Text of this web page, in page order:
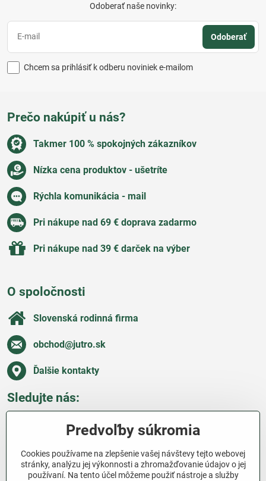
Odoberať naše novinky:
Odoberať
Chcem sa prihlásiť k odberu noviniek e-mailom
Prečo nakúpiť u nás?
Takmer 100 % spokojných zákazníkov
Nízka cena produktov - ušetríte
Rýchla komunikácia - mail
Pri nákupe nad 69 € doprava zadarmo
Pri nákupe nad 39 € darček na výber
O spoločnosti
Slovenská rodinná firma
obchod​@jutro​.sk
Ďalšie kontakty
Sledujte nás:
Všetko o nákupe
Predvoľby súkromia
Cookies používame na zlepšenie vašej návštevy tejto webovej
stránky, analýzu jej výkonnosti a zhromažďovanie údajov o jej
používaní. Na tento účel môžeme použiť nástroje a služby